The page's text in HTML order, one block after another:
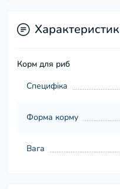
Корм для риб
Специфіка
Форма корму
Вага